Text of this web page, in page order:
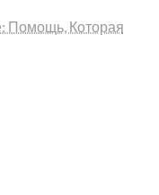
Помощь, Которая